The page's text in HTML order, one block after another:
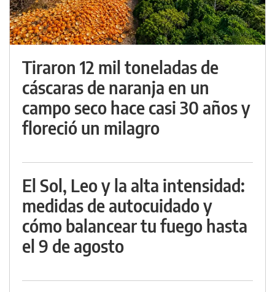
Tiraron 12 mil toneladas de
cáscaras de naranja en un
campo seco hace casi 30 años y
floreció un milagro
El Sol, Leo y la alta intensidad:
medidas de autocuidado y
cómo balancear tu fuego hasta
el 9 de agosto